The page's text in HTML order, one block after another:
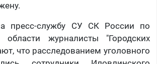
пресс-службу СУ СК России по
области журналисты "Городских
что расследованием уголовного